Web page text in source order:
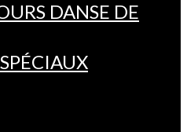
DANSE DE